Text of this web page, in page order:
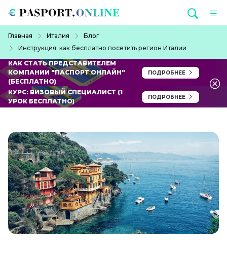
Главная Италия
Блог
Инструкция: как бесплатно посетить регион Италии
КАК СТАТЬ ПРЕДСТАВИТЕЛЕМ
КОМПАНИИ "ПАСПОРТ ОНЛАЙН"
(БЕСПЛАТНО)
ПОДРОБНЕЕ
КУРС: ВИЗОВЫЙ СПЕЦИАЛИСТ (1
УРОК БЕСПЛАТНО)
ПОДРОБНЕЕ